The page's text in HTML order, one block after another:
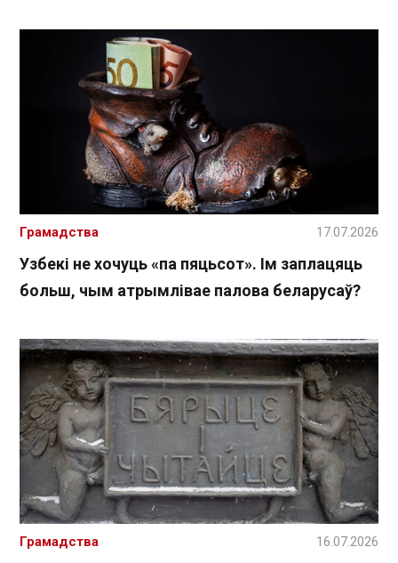
Узбекі не хочуць «па пяцьсот». Ім заплацяць
больш, чым атрымлівае палова беларусаў?
Грамадства 17.07.2026
Грамадства 16.07.2026